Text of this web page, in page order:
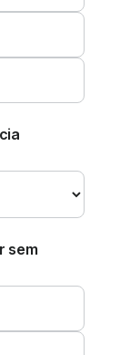
sem